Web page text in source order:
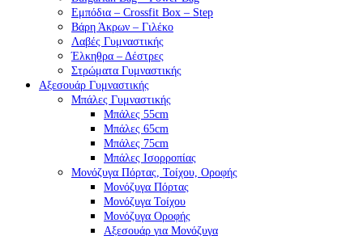
Εμπόδια – Crossfit Box – Step
Βάρη Άκρων – Γιλέκο
Λαβές Γυμναστικής
Έλκηθρα – Δέστρες
Στρώματα Γυμναστικής
Αξεσουάρ Γυμναστικής
Μπάλες Γυμναστικής
Μπάλες 55cm
Μπάλες 65cm
Μπάλες 75cm
Μπάλες Ισορροπίας
Μονόζυγα Πόρτας, Τοίχου, Οροφής
Μονόζυγα Πόρτας
Μονόζυγα Τοίχου
Μονόζυγα Οροφής
Αξεσουάρ για Μονόζυγα